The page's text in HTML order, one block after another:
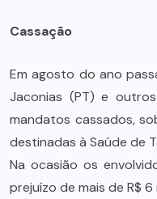
Cassação
Em agosto do ano
Jaconias (PT) e
mandatos cassados,
destinadas à Saúde de
Na ocasião os
prejuízo de mais de R$